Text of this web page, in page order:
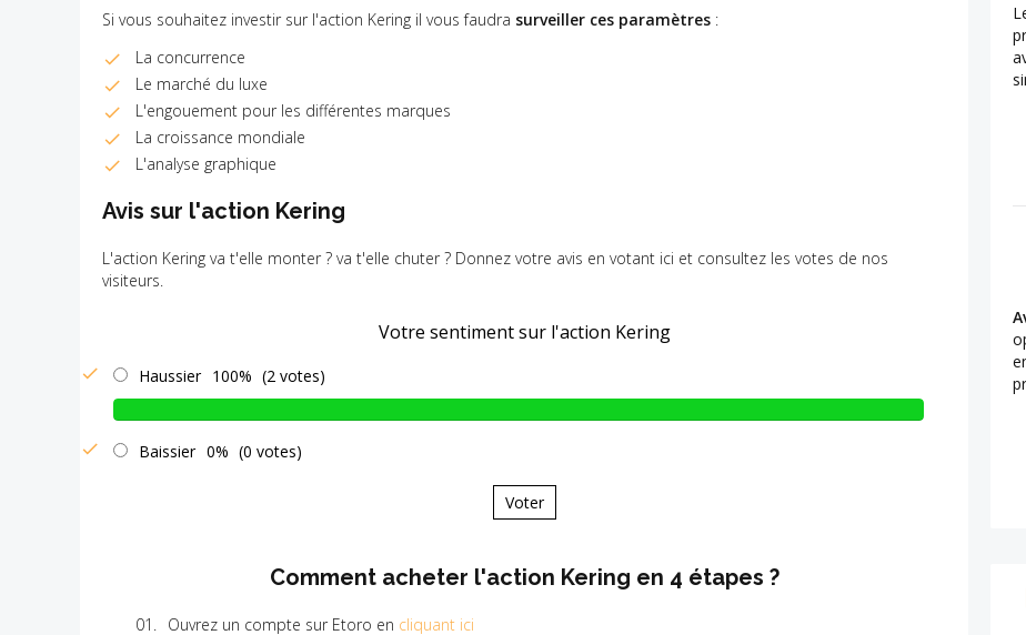
Si vous souhaitez investir sur l'action Kering il vous faudra surveiller ces paramètres :
La concurrence
Le marché du luxe
L'engouement pour les différentes marques
La croissance mondiale
L'analyse graphique
Avis sur l'action Kering
L'action Kering va t'elle monter ? va t'elle chuter ? Donnez votre avis en votant ici et consultez les votes de nos
visiteurs.
Votre sentiment sur l'action Kering
Haussier 100% (2 votes)
Baissier 0% (0 votes)
Voter
Comment acheter l'action Kering en 4 étapes ?
Ouvrez un compte sur Etoro en cliquant ici